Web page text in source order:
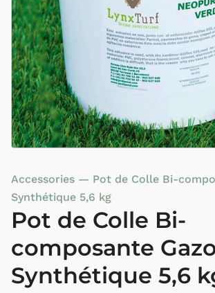
Accessories — Pot de Colle Bi-
Synthétique 5,6 kg
Pot de Colle Bi-
composante
Synthétique 5,6